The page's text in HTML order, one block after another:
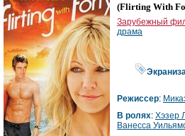
(Flirting With
Зарубежный
драма
Режиссер:
В ролях: Хэзер
Ванесса